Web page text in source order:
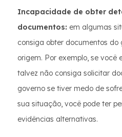
Incapacidade de obter
documentos: em algumas
consiga obter documentos do
origem. Por exemplo, se você
talvez não consiga solicitar
governo se tiver medo de
sua situação, você pode ter
evidências alternativas.